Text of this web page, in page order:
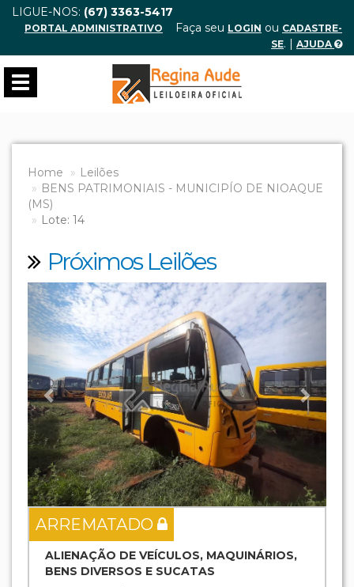
LIGUE-NOS: (67) 3363-5417
PORTAL ADMINISTRATIVO Faça seu LOGIN ou CADASTRE-
SE. | AJUDA
Toggle
navigation
Home
Leilões
BENS PATRIMONIAIS - MUNICIPÍO DE NIOAQUE
(MS)
Lote: 14
Próximos Leilões
Previous Next
ARREMATADO
ALIENAÇÃO DE VEÍCULOS, MAQUINÁRIOS,
BENS DIVERSOS E SUCATAS